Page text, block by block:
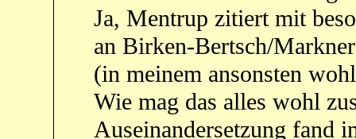
Ja, Mentrup zitiert mit
an Birken-Bertsch/
(in meinem ansonsten
Wie mag das alles wohl
Auseinandersetzung fand